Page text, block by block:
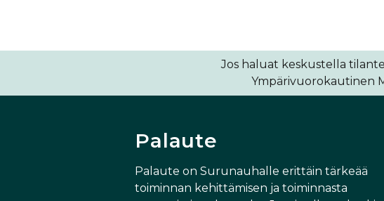
Jos haluat keskustella
Ympärivuorokautinen
Palaute
Palaute on Surunauhalle erittäin tärkeää
toiminnan kehittämisen ja toiminnasta